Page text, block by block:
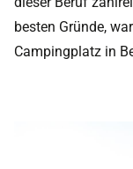
besten Gründe,
Campingplatz in